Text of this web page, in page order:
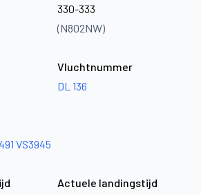
330-333
(N802NW)
Vluchtnummer
DL 136
VS3945
Actuele landingstijd